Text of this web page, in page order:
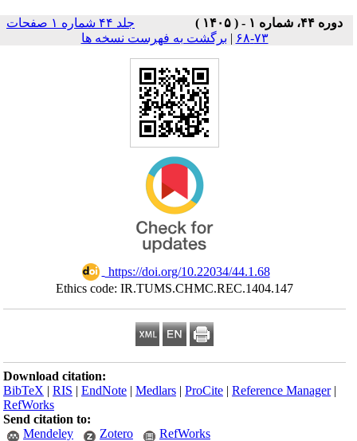
دوره ۴۴، شماره ۱ - ( ۱۴۰۵ )
جلد ۴۴ شماره ۱ صفحات
۷۳-۶۸
| برگشت به فهرست نسخه ها
‎ https://doi.org/10.22034/44.1.68
Ethics code: IR.TUMS.CHMC.REC.1404.147
Download citation:
BibTeX |RIS |EndNote |Medlars |ProCite |Reference Manager
RefWorks
Send citation to:
Mendeley
Zotero RefWorks